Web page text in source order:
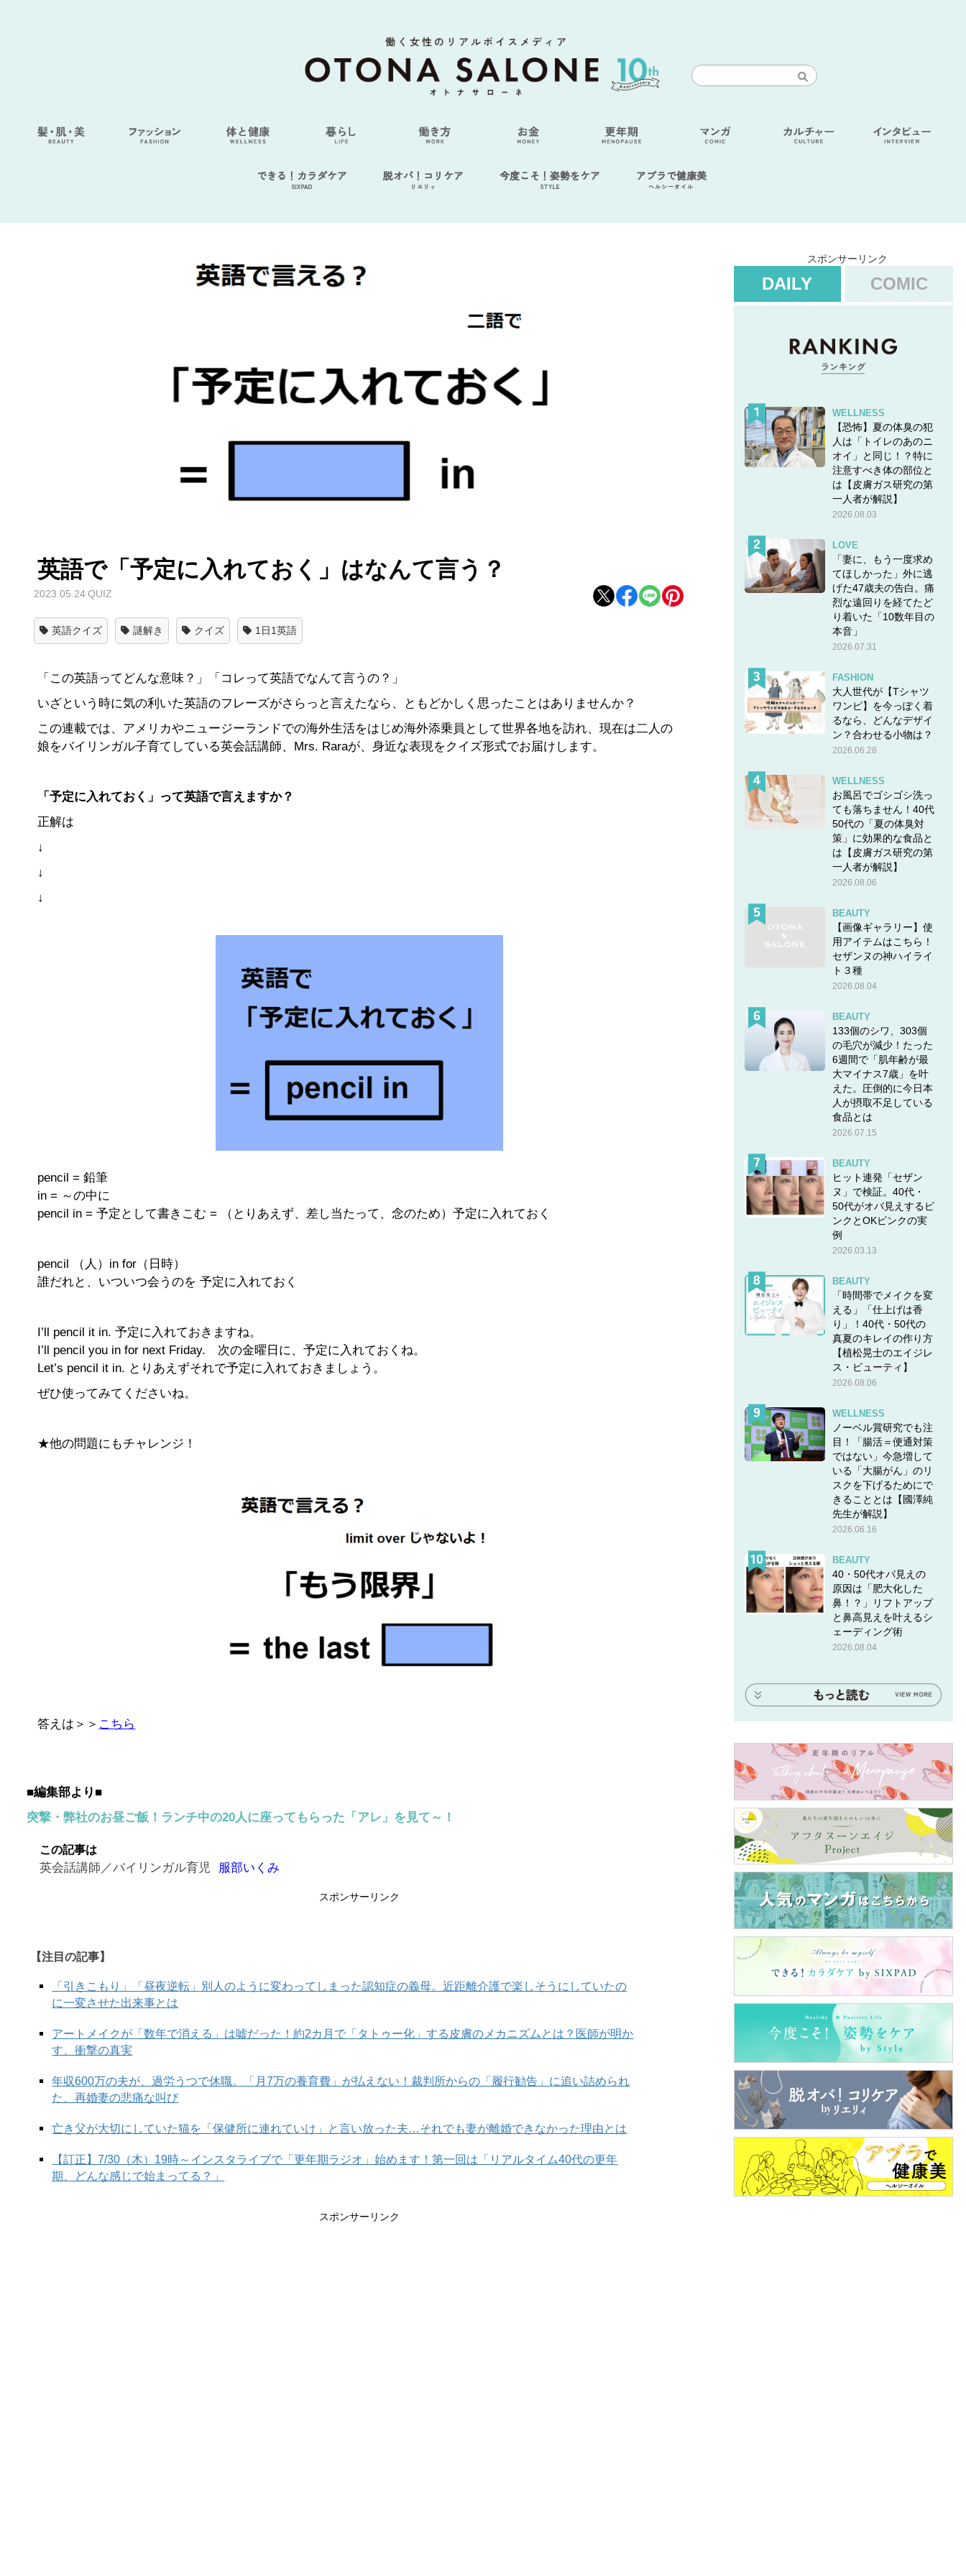
できる！カラダケア
SIXPAD
脱オバ！コリケア
リエリィ
今度こそ！姿勢をケア
STYLE
アブラで健康美
ヘルシーオイル
英語で「予定に入れておく」はなんて言う？
2023.05.24 QUIZ
英語クイズ 謎解き クイズ 1日1英語
「この英語ってどんな意味？」「コレって英語でなんて言うの？」
いざという時に気の利いた英語のフレーズがさらっと言えたなら、ともどかしく思ったことはありませんか？
この連載では、アメリカやニュージーランドでの海外生活をはじめ海外添乗員として世界各地を訪れ、現在は二人の
娘をバイリンガル子育てしている英会話講師、Mrs. Raraが、身近な表現をクイズ形式でお届けします。
「予定に入れておく」って英語で言えますか？
正解は
↓
↓
↓
pencil = 鉛筆
in = ～の中に
pencil in = 予定として書きこむ = （とりあえず、差し当たって、念のため）予定に入れておく
pencil （人）in for（日時）
誰だれと、いついつ会うのを 予定に入れておく
I’ll pencil it in. 予定に入れておきますね。
I’ll pencil you in for next Friday. 次の金曜日に、予定に入れておくね。
Let’s pencil it in. とりあえずそれで予定に入れておきましょう。
ぜひ使ってみてくださいね。
★他の問題にもチャレンジ！
答えは＞＞ こちら
■編集部より■
突撃・弊社のお昼ご飯！ランチ中の20人に座ってもらった「アレ」を見て～！
この記事は
英会話講師／バイリンガル育児 服部いくみ
スポンサーリンク
【注目の記事】
「引きこもり」「昼夜逆転」別人のように変わってしまった認知症の義母。近距離介護で楽しそうにしていたの
に一変させた出来事とは
アートメイクが「数年で消える」は嘘だった！約2カ月で「タトゥー化」する皮膚のメカニズムとは？医師が明か
す、衝撃の真実
年収600万の夫が、過労うつで休職。「月7万の養育費」が払えない！裁判所からの「履行勧告」に追い詰められ
た、再婚妻の悲痛な叫び
亡き父が大切にしていた猫を「保健所に連れていけ」と言い放った夫…それでも妻が離婚できなかった理由とは
【訂正】7/30（木）19時～インスタライブで「更年期ラジオ」始めます！第一回は「リアルタイム40代の更年
期、どんな感じで始まってる？」
スポンサーリンク
スポンサーリンク
DAILY COMIC
WELLNESS
【恐怖】夏の体臭の犯
人は「トイレのあのニ
オイ」と同じ！？特に
注意すべき体の部位と
は【皮膚ガス研究の第
一人者が解説】
2026.08.03
LOVE
「妻に、もう一度求め
てほしかった」外に逃
げた47歳夫の告白。痛
烈な遠回りを経てたど
り着いた「10数年目の
本音」
2026.07.31
FASHION
大人世代が【Tシャツ
ワンピ】を今っぽく着
るなら、どんなデザイ
ン？合わせる小物は？
2026.06.28
WELLNESS
お風呂でゴシゴシ洗っ
ても落ちません！40代
50代の「夏の体臭対
策」に効果的な食品と
は【皮膚ガス研究の第
一人者が解説】
2026.08.06
BEAUTY
【画像ギャラリー】使
用アイテムはこちら！
セザンヌの神ハイライ
ト３種
2026.08.04
BEAUTY
133個のシワ、303個
の毛穴が減少！たった
6週間で「肌年齢が最
大マイナス7歳」を叶
えた。圧倒的に今日本
人が摂取不足している
食品とは
2026.07.15
BEAUTY
ヒット連発「セザン
ヌ」で検証。40代・
50代がオバ見えするピ
ンクとOKピンクの実
例
2026.03.13
BEAUTY
「時間帯でメイクを変
える」「仕上げは香
り」！40代・50代の
真夏のキレイの作り方
【植松晃士のエイジレ
ス・ビューティ】
2026.08.06
WELLNESS
ノーベル賞研究でも注
目！「腸活＝便通対策
ではない」今急増して
いる「大腸がん」のリ
スクを下げるためにで
きることとは【國澤純
先生が解説】
2026.06.16
BEAUTY
40・50代オバ見えの
原因は「肥大化した
鼻！？」リフトアップ
と鼻高見えを叶えるシ
ェーディング術
2026.08.04